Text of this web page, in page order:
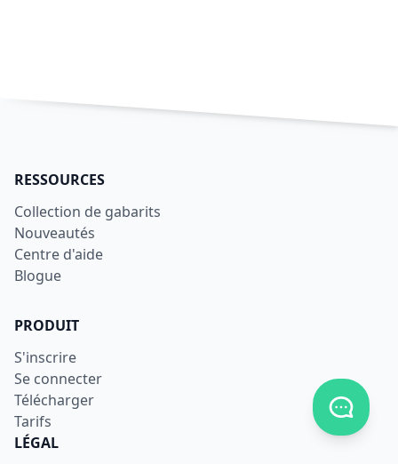
RESSOURCES
Collection de gabarits
Nouveautés
Centre d'aide
Blogue
PRODUIT
S'inscrire
Se connecter
Télécharger
Tarifs
LÉGAL